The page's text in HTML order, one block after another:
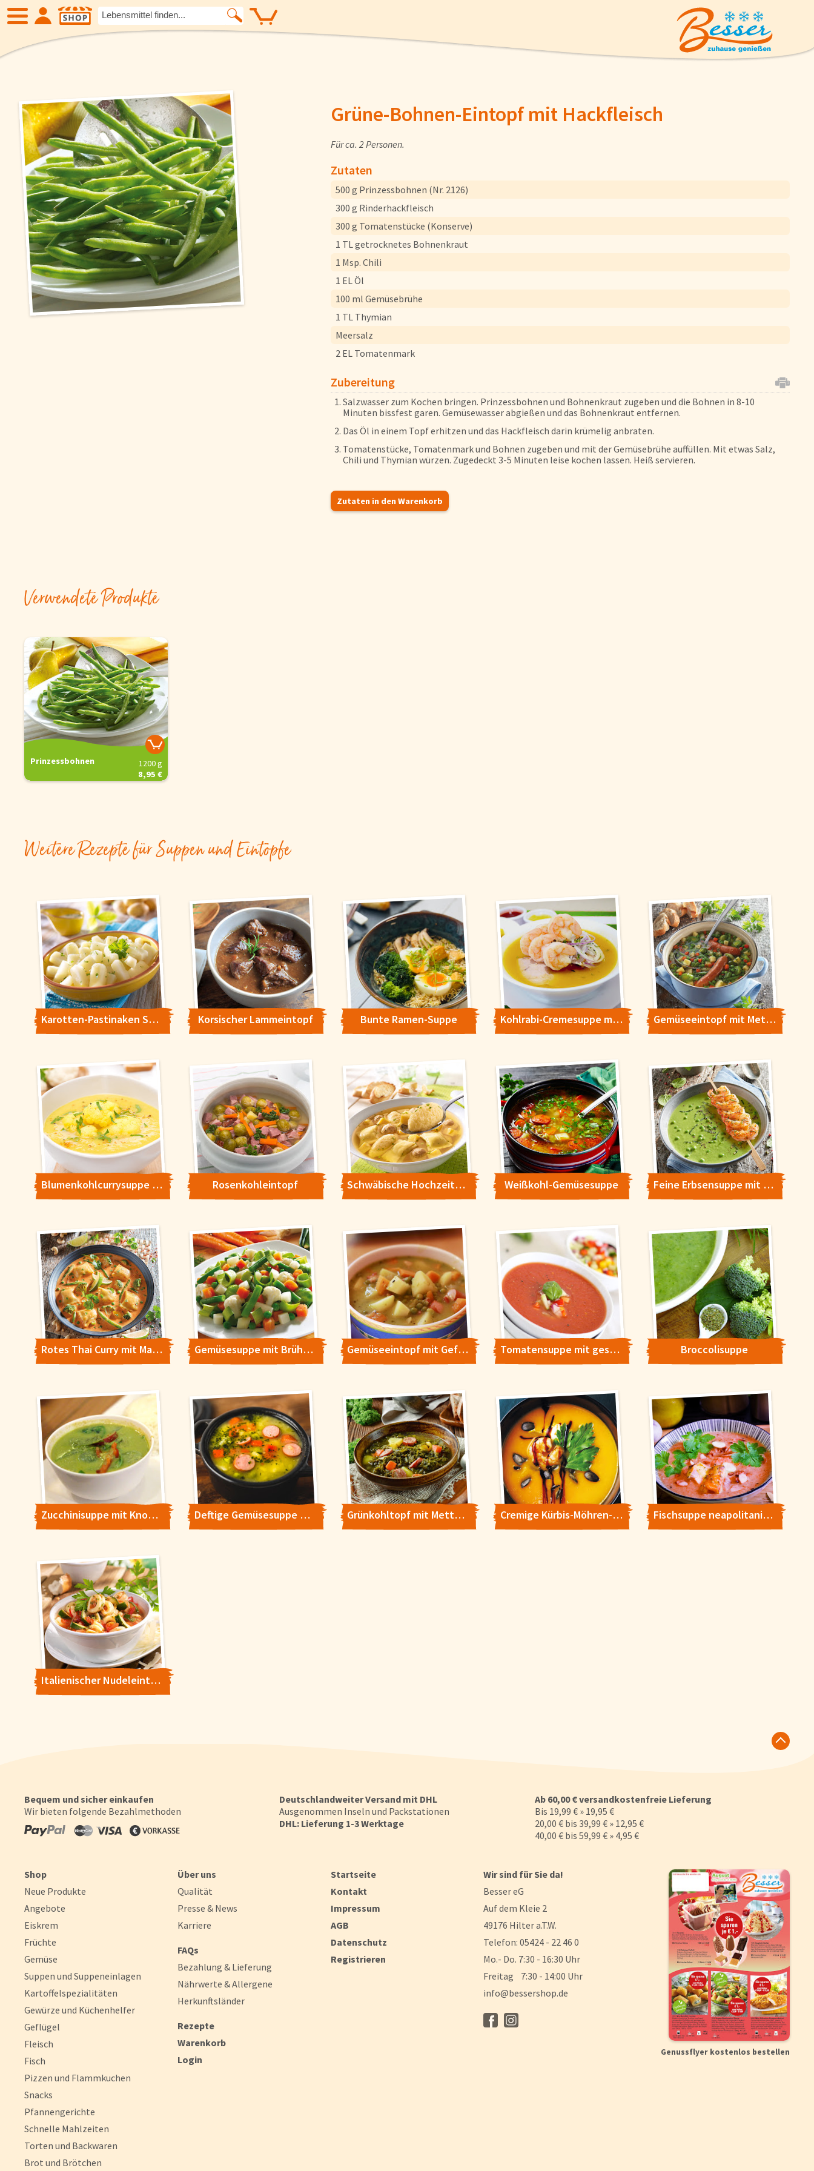
SHOP
Neue Produkte
Früchte Gemüse
Kartoffelspezialitäten Gewürze und Küchenhelfer
Fleisch Fisch
Snacks
Brot und Brötchen
Bezahlung & Lieferung
Nährwerte & Allergene
Herkunftsländer
Startseite
Genussflyer
Kontakt
Impressum
AGB & Datenschutz
Grüne-Bohnen-Eintopf mit Hackfleisch
Für ca. 2 Personen.
Zutaten
500 g Prinzessbohnen (Nr. 2126)
300 g Rinderhackfleisch
300 g Tomatenstücke (Konserve)
1 TL getrocknetes Bohnenkraut
1 Msp. Chili
1 EL Öl
100 ml Gemüsebrühe
1 TL Thymian
Meersalz
2 EL Tomatenmark
Zubereitung
Salzwasser zum Kochen bringen. Prinzessbohnen und Bohnenkraut zugeben und die Bohnen in 8-10
Minuten bissfest garen. Gemüsewasser abgießen und das Bohnenkraut entfernen.
Das Öl in einem Topf erhitzen und das Hackfleisch darin krümelig anbraten.
Tomatenstücke, Tomatenmark und Bohnen zugeben und mit der Gemüsebrühe auffüllen. Mit etwas Salz,
Chili und Thymian würzen. Zugedeckt 3-5 Minuten leise kochen lassen. Heiß servieren.
Zutaten in den Warenkorb
Verwendete Produkte
Prinzessbohnen
1200 g
8,95 €
Weitere Rezepte für Suppen und Eintöpfe
Karotten-Pastinaken Suppe Korsischer Lammeintopf Bunte Ramen-Suppe Kohlrabi-Cremesuppe mit Riesen-Garnelen Gemüseeintopf mit Mettenden
Blumenkohlcurrysuppe mit Lachs Rosenkohleintopf Schwäbische Hochzeitssuppe Weißkohl-Gemüsesuppe Feine Erbsensuppe mit knackigen Garnelen
Rotes Thai Curry mit Maultaschen Gemüsesuppe mit Brühwurst Gemüseeintopf mit Geflügelwürstchen Tomatensuppe mit gestockten Eiern Broccolisuppe
Zucchinisuppe mit Knoblauchbaguette Deftige Gemüsesuppe mit Mettenden Grünkohltopf mit Mettenden Cremige Kürbis-Möhren-Suppe Fischsuppe neapolitanisch
Italienischer Nudeleintopf à la Casa
Bequem und sicher einkaufen
Wir bieten folgende Bezahlmethoden
Deutschlandweiter Versand mit DHL
Ausgenommen Inseln und Packstationen
DHL: Lieferung 1-3 Werktage
Ab 60,00 € versandkostenfreie Lieferung
Bis 19,99 € » 19,95 €
20,00 € bis 39,99 € » 12,95 €
40,00 € bis 59,99 € » 4,95 €
Shop
Neue Produkte
Angebote
Eiskrem
Früchte
Gemüse
Suppen und Suppeneinlagen
Kartoffelspezialitäten
Gewürze und Küchenhelfer
Geflügel
Fleisch
Fisch
Pizzen und Flammkuchen
Snacks
Pfannengerichte
Schnelle Mahlzeiten
Torten und Backwaren
Brot und Brötchen
Über uns
Qualität
Presse & News
Karriere
FAQs
Bezahlung & Lieferung
Nährwerte & Allergene
Herkunftsländer
Rezepte
Warenkorb
Login
Startseite
Kontakt
Impressum
AGB
Datenschutz
Registrieren
Wir sind für Sie da!
Besser eG
Auf dem Kleie 2
49176 Hilter a.T.W.
Telefon: 05424 - 22 46 0
Mo.- Do. 7:30 - 16:30 Uhr
Freitag 7:30 - 14:00 Uhr
info@bessershop.de
Genussflyer kostenlos bestellen
Cookie-Hinweis
Um unsere Webseiten für Sie optimal zu gestalten und fortlaufend zu verbessern, sowie zur Geschwindigkeitsoptimierung und
für unsere Chat-Funktion verwenden wir Cookies. Durch Bestätigen des Buttons 'Alle akzeptieren' stimmen Sie der
Verwendung zu. Über den Button 'Konfigurieren' können Sie auswählen, welche Cookies Sie zulassen wollen. Weitere
Informationen erhalten Sie in unserer Datenschutzerklärung.
Alle Akzeptieren
Konfigurieren